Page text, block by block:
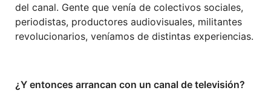
del canal. Gente que venía de colectivos sociales,
periodistas, productores audiovisuales, militantes
revolucionarios, veníamos de distintas experiencias.
¿Y entonces arrancan con un canal de televisión?